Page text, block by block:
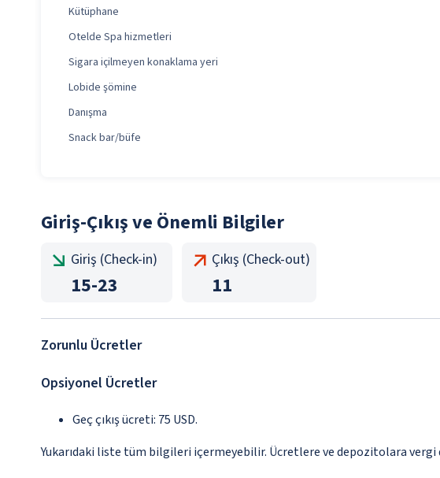
Kütüphane
Otelde Spa hizmetleri
Sigara içilmeyen konaklama yeri
Lobide şömine
Danışma
Snack bar/büfe
Giriş-Çıkış ve Önemli Bilgiler
Giriş (Check-in)
15-23
Çıkış (Check-out)
11
Zorunlu Ücretler
Opsiyonel Ücretler
Geç çıkış ücreti: 75 USD.
Yukarıdaki liste tüm bilgileri içermeyebilir. Ücretlere ve depozitolara